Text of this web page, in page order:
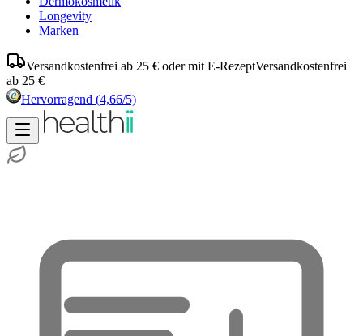
Longevity
Marken
Versandkostenfrei ab 25 € oder mit E-RezeptVersandkostenfrei
ab 25 €
Hervorragend (4,66/5)